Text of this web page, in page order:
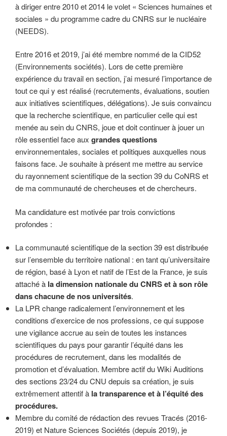
à diriger entre 2010 et 2014 le volet « Sciences humaines et
sociales » du programme cadre du CNRS sur le nucléaire
(NEEDS).
Entre 2016 et 2019, j’ai été membre nommé de la CID52
(Environnements sociétés). Lors de cette première
expérience du travail en section, j’ai mesuré l’importance de
tout ce qui y est réalisé (recrutements, évaluations, soutien
aux initiatives scientifiques, délégations). Je suis convaincu
que la recherche scientifique, en particulier celle qui est
menée au sein du CNRS, joue et doit continuer à jouer un
rôle essentiel face aux grandes questions
environnementales, sociales et politiques auxquelles nous
faisons face. Je souhaite à présent me mettre au service
du rayonnement scientifique de la section 39 du CoNRS et
de ma communauté de chercheuses et de chercheurs.
Ma candidature est motivée par trois convictions
profondes :
La communauté scientifique de la section 39 est distribuée
sur l’ensemble du territoire national : en tant qu’universitaire
de région, basé à Lyon et natif de l’Est de la France, je suis
attaché à la dimension nationale du CNRS et à son rôle
dans chacune de nos universités.
La LPR change radicalement l’environnement et les
conditions d’exercice de nos professions, ce qui suppose
une vigilance accrue au sein de toutes les instances
scientifiques du pays pour garantir l’équité dans les
procédures de recrutement, dans les modalités de
promotion et d’évaluation. Membre actif du Wiki Auditions
des sections 23/24 du CNU depuis sa création, je suis
extrêmement attentif à la transparence et à l’équité des
procédures.
Membre du comité de rédaction des revues Tracés (2016-
2019) et Nature Sciences Sociétés (depuis 2019), je